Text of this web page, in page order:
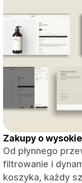
Zakupy o
Od płynnego
filtrowanie i
koszyka, każdy